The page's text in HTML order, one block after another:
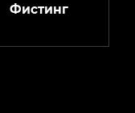
Фистинг